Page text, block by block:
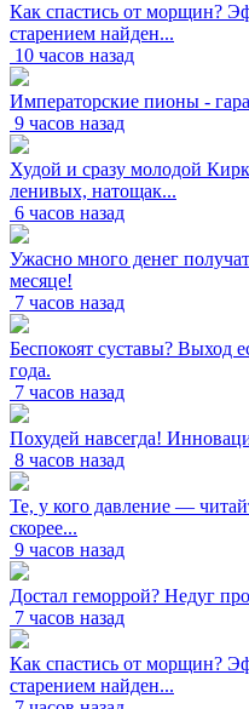
Как спастись от морщин?
старением найден...
10 часов назад
Императорские пионы -
9 часов назад
Худой и сразу молодой
ленивых, натощак...
6 часов назад
Ужасно много денег
месяце!
7 часов назад
Беспокоят суставы? Выход
года.
7 часов назад
Похудей навсегда!
8 часов назад
Те, у кого давление —
скорее...
9 часов назад
Достал геморрой? Недуг
7 часов назад
Как спастись от морщин?
старением найден...